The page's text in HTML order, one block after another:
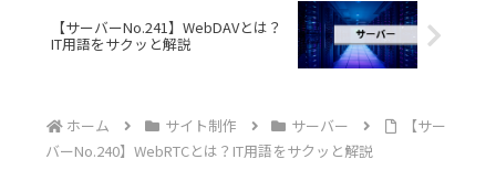
【サーバーNo.241】WebDAVとは？
IT用語をサクッと解説
ホーム サイト制作 サーバー
【サー
バーNo.240】WebRTCとは？IT用語をサクッと解説